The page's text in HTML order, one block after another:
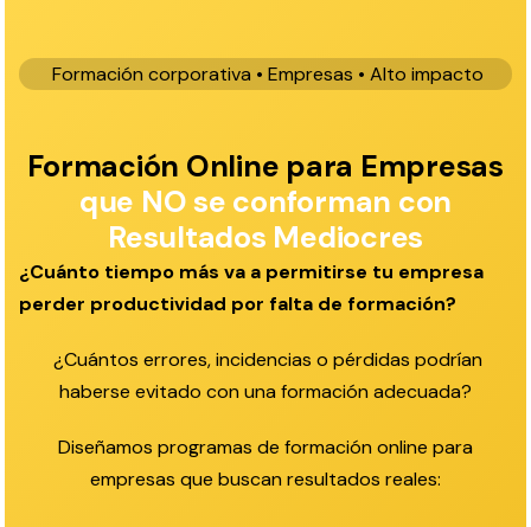
Formación corporativa • Empresas • Alto impacto
Formación Online para Empresas
que NO se conforman con
Resultados Mediocres
¿Cuánto tiempo más va a permitirse tu empresa
perder productividad por falta de formación?
¿Cuántos errores, incidencias o pérdidas podrían
haberse evitado con una formación adecuada?
Diseñamos programas de formación online para
empresas que buscan resultados reales: